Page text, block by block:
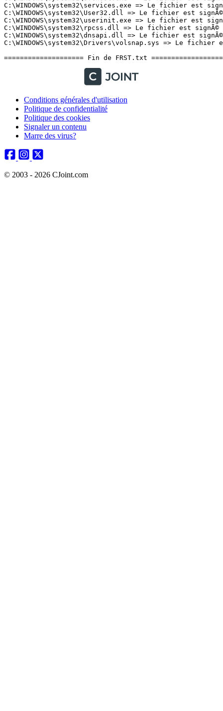
Conditions générales d'utilisation
Politique de confidentialité
Politique des cookies
Signaler un contenu
Marre des virus?
© 2003 - 2026 CJoint.com